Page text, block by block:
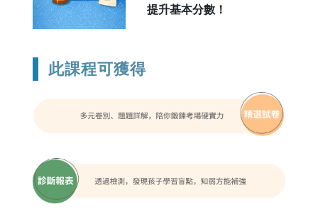
提升基本分數！
此課程可獲得